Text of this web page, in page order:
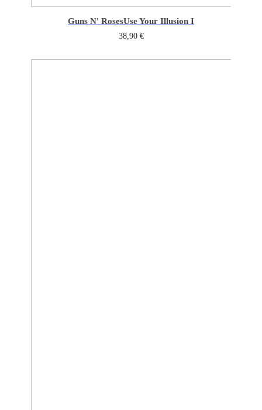
Guns N' RosesUse Your Illusion I
38,90 €